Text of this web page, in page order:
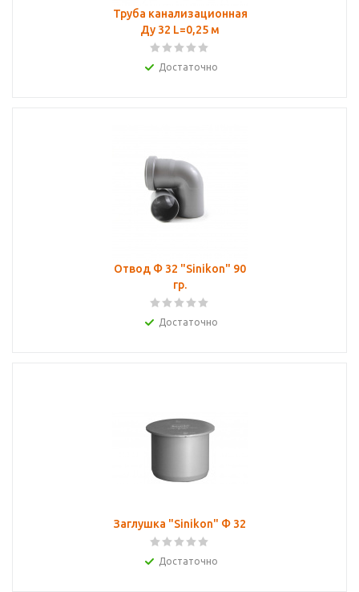
Труба канализационная
Ду 32 L=0,25 м
Достаточно
Отвод Ф 32 "Sinikon" 90
гр.
Достаточно
Заглушка "Sinikon" Ф 32
Достаточно